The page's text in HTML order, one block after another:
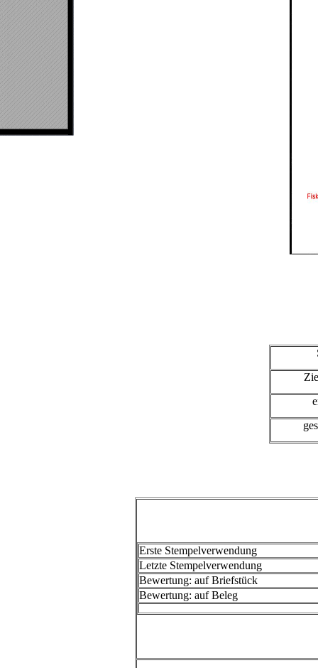
Erste Stempelverwendung
Letzte Stempelverwendung
Bewertung: auf Briefstück
Bewertung: auf Beleg